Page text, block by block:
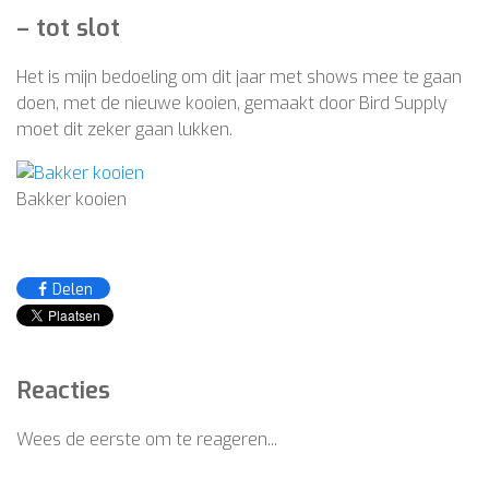
– tot slot
Het is mijn bedoeling om dit jaar met shows mee te gaan
doen, met de nieuwe kooien, gemaakt door Bird Supply
moet dit zeker gaan lukken.
Bakker kooien
Delen
Reacties
Wees de eerste om te reageren...